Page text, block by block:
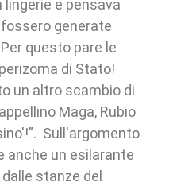
e pensava
generate
questo pare le
di Stato!
un altro scambio di
Maga, Rubio
Sull'argomento
anche un esilarante
stanze del